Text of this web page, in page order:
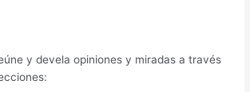
y devela opiniones y miradas a través